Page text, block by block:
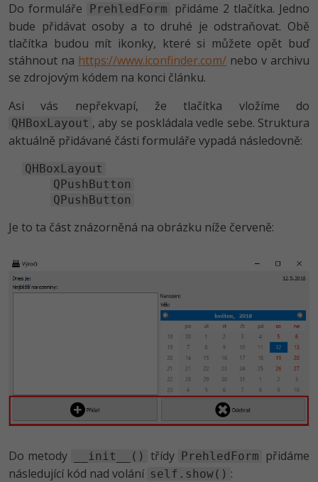
Databázový analytik
Copywriter
WordPress specialista
SEO specialista
Návrh SW -80%
Algoritmy -41%
Umělá inteligence (AI) -10%
Pro děti
Více
Fórum
Kurzy e-commerce
Digitální gramotnost
SEO -30%
-30%
Adobe XD
Adobe InDesign
Příběhy absolventů
Do formuláře PrehledForm
přidáme 2 tlačítka. Jedno
bude přidávat osoby a to druhé je odstraňovat. Obě
tlačítka budou mít ikonky, které si můžete opět buď
stáhnout na https://www.iconfinder.com/ nebo v archivu
se zdrojovým kódem na konci článku.
Asi vás nepřekvapí, že tlačítka vložíme do
QHBoxLayout , aby se poskládala vedle sebe. Struktura
aktuálně přidávané části formuláře vypadá následovně:
QHBoxLayout
QPushButton
QPushButton
Je to ta část znázorněná na obrázku níže červeně:
Do metody __init__() třídy PrehledForm
přidáme
následující kód nad volání self.show() :